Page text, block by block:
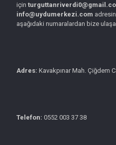
için
info@uydumerkezi.com
aşağıdaki numaralardan bize
Adres: Kavakpınar Mah. Çiğdem
Telefon: 0552 003 37 38